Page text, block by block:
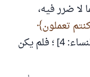
لا ضرر فيه،
تعملون
[النساء: 4] ؛ فلم يكن